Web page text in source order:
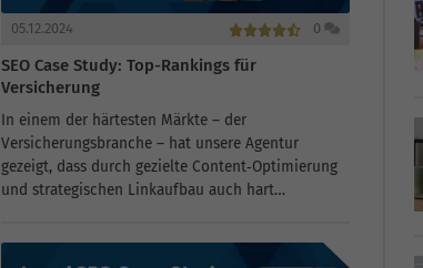
05.12.2024 0
SEO Case Study: Top-Rankings für
Versicherung
In einem der härtesten Märkte – der
Versicherungsbranche – hat unsere Agentur
gezeigt, dass durch gezielte Content‑Optimierung
und strategischen Linkaufbau auch hart